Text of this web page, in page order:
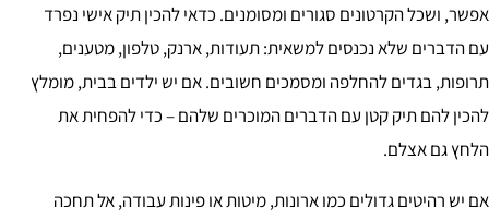
אפשר, ושכל הקרטונים סגורים ומסומנים. כדאי להכין תיק אישי נפרד
עם הדברים שלא נכנסים למשאית: תעודות, ארנק, טלפון, מטענים,
תרופות, בגדים להחלפה ומסמכים חשובים. אם יש ילדים בבית, מומלץ
להכין להם תיק קטן עם הדברים המוכרים שלהם – כדי להפחית את
הלחץ גם אצלם.
אם יש רהיטים גדולים כמו ארונות, מיטות או פינות עבודה, אל תחכה